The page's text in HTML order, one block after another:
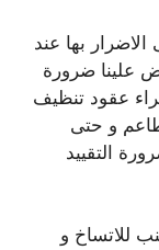
بها عند
علينا ضرورة
عقود تنظيف
و حتى
التقييد
للاتساخ و